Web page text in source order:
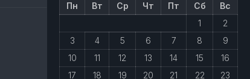
Пн
Вт Ср Чт Пт Сб
Вс
1
2
3
4 5 6 7 8
9
10
11 12 13 14 15
16
17
18 19 20 21 22
23